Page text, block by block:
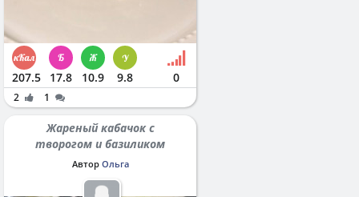
207.5 17.8 10.9 9.8 0
2 1
Жареный кабачок с
творогом и базиликом
Автор Ольга